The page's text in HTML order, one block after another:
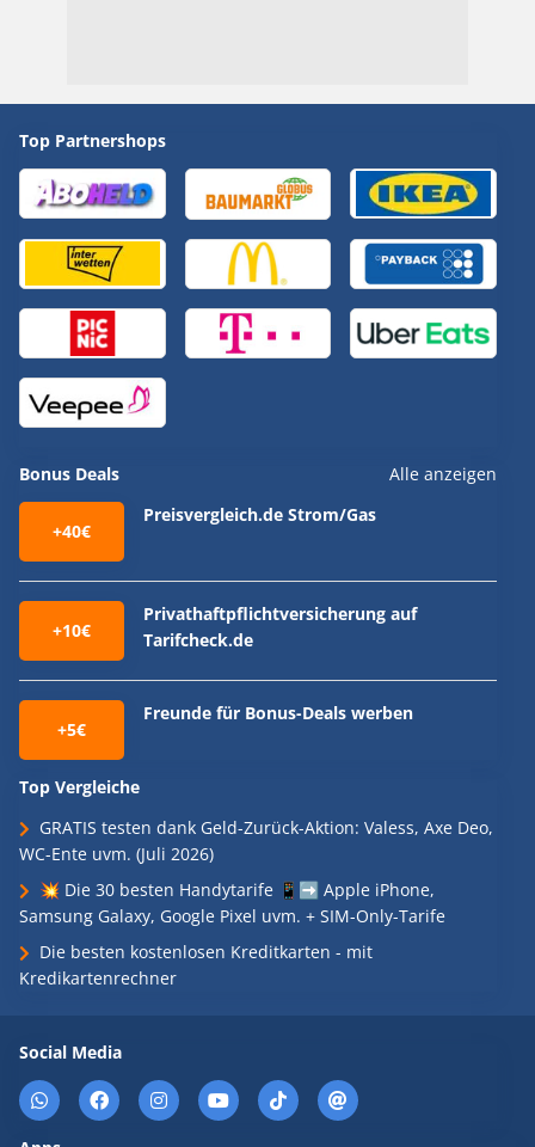
Top Partnershops
Bonus Deals Alle anzeigen
+40€
Preisvergleich.de Strom/Gas
+10€
Privathaftpflichtversicherung auf
Tarifcheck.de
+5€
Freunde für Bonus-Deals werben
Top Vergleiche
GRATIS testen dank Geld-Zurück-Aktion: Valess, Axe Deo,
WC-Ente uvm. (Juli 2026)
💥 Die 30 besten Handytarife 📱➡️ Apple iPhone,
Samsung Galaxy, Google Pixel uvm. + SIM-Only-Tarife
Die besten kostenlosen Kreditkarten - mit
Kredikartenrechner
Social Media